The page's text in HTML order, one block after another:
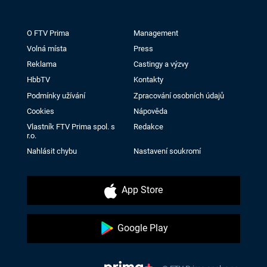
O FTV Prima
Management
Volná místa
Press
Reklama
Castingy a výzvy
HbbTV
Kontakty
Podmínky užívání
Zpracování osobních údajů
Cookies
Nápověda
Vlastník FTV Prima spol. s
r.o.
Redakce
Nahlásit chybu Nastavení soukromí
App Store
Google Play